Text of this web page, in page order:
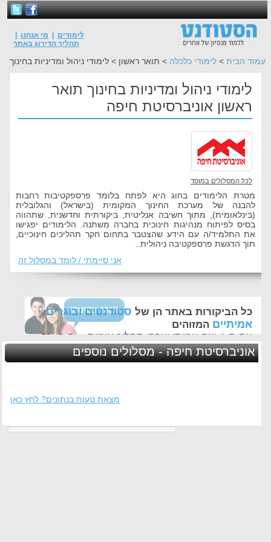
לימודים מי אנחנו
תהליך הדירוג באתר
עמוד הבית > לימודי כלכלה > תואר ראשון > לימודי ניהול ומדיניות בחינוך
לימודי ניהול ומדיניות בחינוך תואר
ראשון אוניברסיטת חיפה
לכל המסלולים במוסד
מטרת הלימודים בחוג היא לפתח בלומד פרספקטיבות רחבות
להבנה של מערכת החינוך המקומית (בישראל) והגלובלית
(בינלאומית), מתוך חשיבה אנליטית, ביקורתית וחדשנית, שתהווה
בסיס לפיתוח מנהיגות חינוכית בחברה משתנה. הלימודים יפגישו
את התלמיד/ה עם הידע שהצטבר בתחום חקר תהליכים חינוכיים,
תוך הדגשת פרספקטיבה ניהולית..
אני סיימתי / לומד במסלול זה
כל הביקורות באתר הן של סטודנטים ובוגרים
אמיתיים המזוהים
עם ת.ז, שם אמיתי ועברו תהליך אימות - זה הערך
החשוב לנו ביותר באתר
אוניברסיטת חיפה - מסלולים נוספים
מצאת טעות בנתונים? לחץ כאן